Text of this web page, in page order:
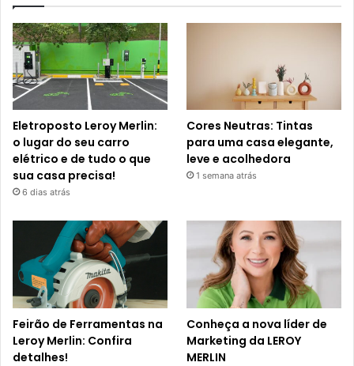
Eletroposto Leroy Merlin:
o lugar do seu carro
elétrico e de tudo o que
sua casa precisa!
6 dias atrás
Cores Neutras: Tintas
para uma casa elegante,
leve e acolhedora
1 semana atrás
Feirão de Ferramentas na
Leroy Merlin: Confira
detalhes!
Conheça a nova líder de
Marketing da LEROY
MERLIN